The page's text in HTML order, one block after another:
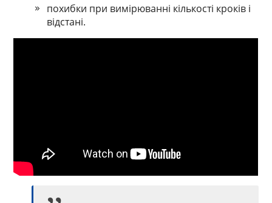
похибки при вимірюванні кількості кроків і
відстані.